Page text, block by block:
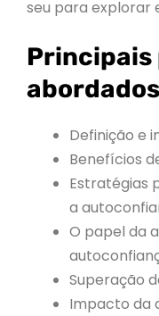
seu para explorar
Principais
Definição e
Benefícios
Estratégias
a
O papel da
Superação
Impacto da